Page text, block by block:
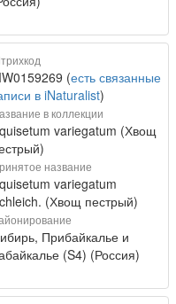
(есть связанные
в iNaturalist)
в коллекции
variegatum (Хвощ
название
variegatum
(Хвощ пестрый)
Прибайкалье и
(S4) (Россия)